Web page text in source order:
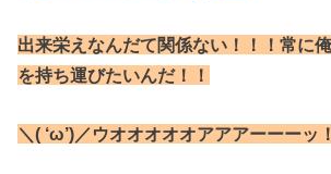
出来栄えなんだて関係ない！！！常に
を持ち運びたいんだ！！
＼( ‘ω’)／ウオオオオオアアアーーーッ！